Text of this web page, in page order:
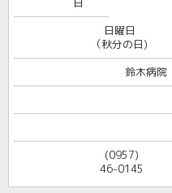
日曜日
（秋分の日)
鈴木病院
(0957)
46-0145